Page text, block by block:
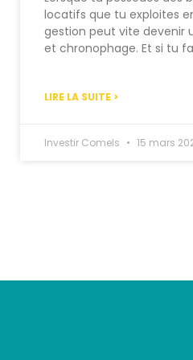
locatifs que tu exploites
gestion peut vite devenir
et chronophage. Et si tu
LIRE LA SUITE >
Investir Comels 15 mars